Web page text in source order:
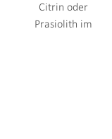
Citrin oder
Prasiolith im